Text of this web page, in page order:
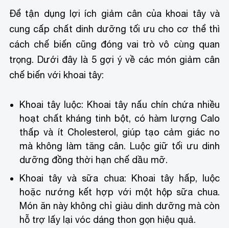
Để tận dụng lợi ích giảm cân của khoai tây và
cung cấp chất dinh dưỡng tối ưu cho cơ thể thì
cách chế biến cũng đóng vai trò vô cùng quan
trọng. Dưới đây là 5 gợi ý về các món giảm cân
chế biến với khoai tây:
Khoai tây luộc: Khoai tây nấu chín chứa nhiều
hoạt chất kháng tinh bột, có hàm lượng Calo
thấp và ít Cholesterol, giúp tạo cảm giác no
mà không làm tăng cân. Luộc giữ tối ưu dinh
dưỡng đồng thời hạn chế dầu mỡ.
Khoai tây và sữa chua: Khoai tây hấp, luộc
hoặc nướng kết hợp với một hộp sữa chua.
Món ăn này không chỉ giàu dinh dưỡng mà còn
hỗ trợ lấy lại vóc dáng thon gọn hiệu quả.